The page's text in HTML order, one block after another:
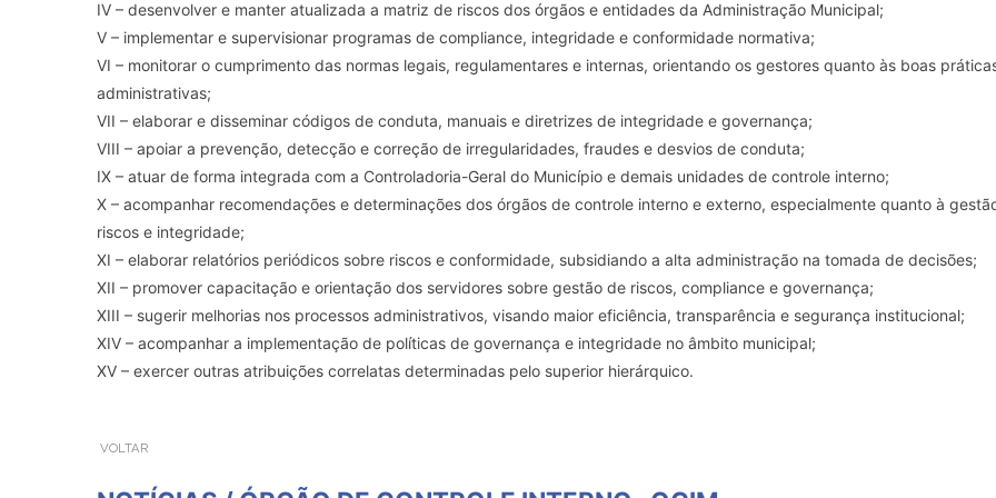
IV – desenvolver e manter atualizada a matriz de riscos dos órgãos e entidades da Administração Municipal;
V – implementar e supervisionar programas de compliance, integridade e conformidade normativa;
VI – monitorar o cumprimento das normas legais, regulamentares e internas, orientando os gestores quanto às boas
administrativas;
VII – elaborar e disseminar códigos de conduta, manuais e diretrizes de integridade e governança;
VIII – apoiar a prevenção, detecção e correção de irregularidades, fraudes e desvios de conduta;
IX – atuar de forma integrada com a Controladoria-Geral do Município e demais unidades de controle interno;
X – acompanhar recomendações e determinações dos órgãos de controle interno e externo, especialmente quanto à
riscos e integridade;
XI – elaborar relatórios periódicos sobre riscos e conformidade, subsidiando a alta administração na tomada de decisões;
XII – promover capacitação e orientação dos servidores sobre gestão de riscos, compliance e governança;
XIII – sugerir melhorias nos processos administrativos, visando maior eficiência, transparência e segurança institucional;
XIV – acompanhar a implementação de políticas de governança e integridade no âmbito municipal;
XV – exercer outras atribuições correlatas determinadas pelo superior hierárquico.
VOLTAR